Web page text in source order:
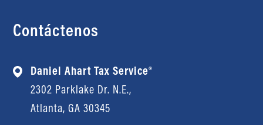
Contáctenos
Daniel Ahart Tax Service®
2302 Parklake Dr. N.E.,
Atlanta, GA 30345